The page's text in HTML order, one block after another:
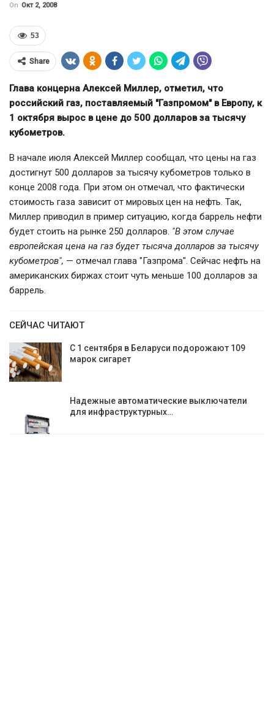
On Окт 2, 2008
53
Share
Глава концерна Алексей Миллер, отметил, что
российский газ, поставляемый "Газпромом" в Европу, к
1 октября вырос в цене до 500 долларов за тысячу
кубометров.
В начале июля Алексей Миллер сообщал, что цены на газ
достигнут 500 долларов за тысячу кубометров только в
конце 2008 года. При этом он отмечал, что фактически
стоимость газа зависит от мировых цен на нефть. Так,
Миллер приводил в пример ситуацию, когда баррель нефти
будет стоить на рынке 250 долларов. "В этом случае
европейская цена на газ будет тысяча долларов за тысячу
кубометров", — отмечал глава "Газпрома". Сейчас нефть на
американских биржах стоит чуть меньше 100 долларов за
баррель.
СЕЙЧАС ЧИТАЮТ
С 1 сентября в Беларуси подорожают 109
марок сигарет
Надежные автоматические выключатели
для инфраструктурных…